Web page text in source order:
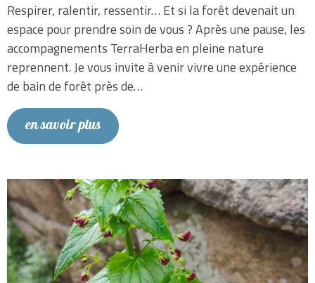
Respirer, ralentir, ressentir… Et si la forêt devenait un
espace pour prendre soin de vous ? Après une pause, les
accompagnements TerraHerba en pleine nature
reprennent. Je vous invite à venir vivre une expérience
de bain de forêt près de…
en savoir plus